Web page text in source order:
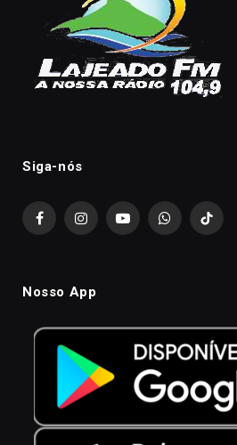
Siga-nós
FacebookInstagramYouTubeWhatsAppTikTok
Nosso App